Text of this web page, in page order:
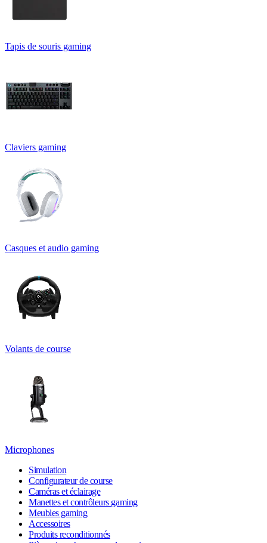
Tapis de souris gaming
Claviers gaming
Casques et audio gaming
Volants de course
Microphones
Simulation
Configurateur de course
Caméras et éclairage
Manettes et contrôleurs gaming
Meubles gaming
Accessoires
Produits reconditionnés